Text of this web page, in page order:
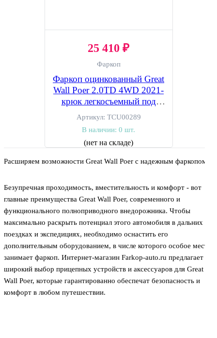
25 410 ₽
Фаркоп
Фаркоп оцинкованный Great
Wall Poer 2.0TD 4WD 2021-
крюк легкосъемный под
квадрат 50х50
Артикул: TCU00289
В наличии: 0 шт.
(нет на складе)
Расширяем возможности Great Wall Poer с надежным фаркопом
Безупречная проходимость, вместительность и комфорт - вот
главные преимущества Great Wall Poer, современного и
функционального полноприводного внедорожника. Чтобы
максимально раскрыть потенциал этого автомобиля в дальних
поездках и экспедициях, необходимо оснастить его
дополнительным оборудованием, в числе которого особое место
занимает фаркоп. Интернет-магазин Farkop-auto.ru предлагает
широкий выбор прицепных устройств и аксессуаров для Great
Wall Poer, которые гарантированно обеспечат безопасность и
комфорт в любом путешествии.